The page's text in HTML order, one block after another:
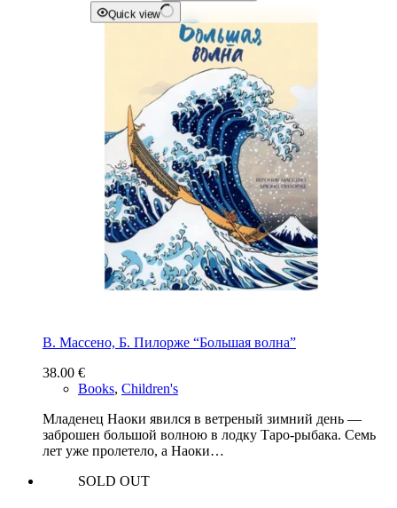
Quick view
В. Массено, Б. Пилорже “Большая волна”
38.00 €
Books, Children's
Младенец Наоки явился в ветреный зимний день —
заброшен большой волною в лодку Таро-рыбака. Семь
лет уже пролетело, а Наоки…
SOLD OUT